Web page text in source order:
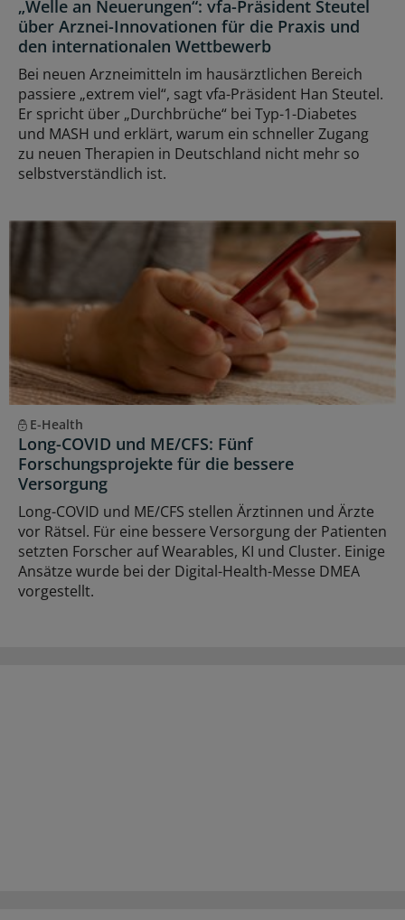
„Welle an Neuerungen“: vfa-Präsident Steutel
über Arznei-Innovationen für die Praxis und
den internationalen Wettbewerb
Bei neuen Arzneimitteln im hausärztlichen Bereich
passiere „extrem viel“, sagt vfa-Präsident Han Steutel.
Er spricht über „Durchbrüche“ bei Typ-1-Diabetes
und MASH und erklärt, warum ein schneller Zugang
zu neuen Therapien in Deutschland nicht mehr so
selbstverständlich ist.
E-Health
Long-COVID und ME/CFS: Fünf
Forschungsprojekte für die bessere
Versorgung
Long-COVID und ME/CFS stellen Ärztinnen und Ärzte
vor Rätsel. Für eine bessere Versorgung der Patienten
setzten Forscher auf Wearables, KI und Cluster. Einige
Ansätze wurde bei der Digital-Health-Messe DMEA
vorgestellt.